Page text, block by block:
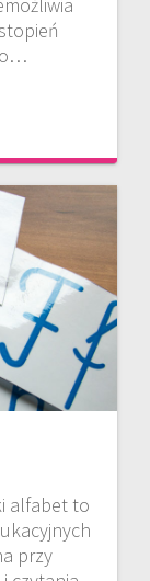
alfabet to
przy